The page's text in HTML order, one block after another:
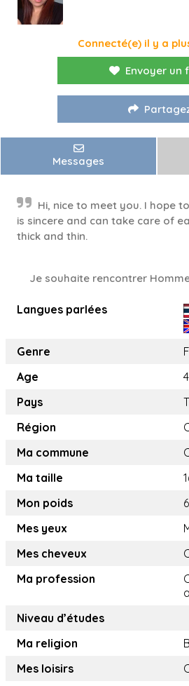
Connecté(e) il y a
Envoyer un
Messages
Hi, nice to meet you. I hope
is sincere and can take care of
thick and thin.
Je souhaite rencontrer
Langues parlées
Genre
Age
Pays
Région
Ma commune
Ma taille
Mon poids
Mes yeux
Mes cheveux
Ma profession
Niveau d’études
Ma religion
Mes loisirs